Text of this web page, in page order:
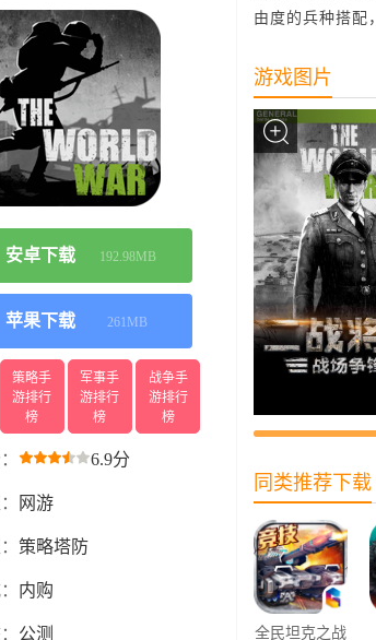
安卓下载 192.98MB
苹果下载 261MB
策略手
游排行
榜
军事手
游排行
榜
战争手
游排行
榜
6.9分
网游
策略塔防
内购
公测
由度的兵种搭配
游戏图片
同类推荐下载
全民坦克之战